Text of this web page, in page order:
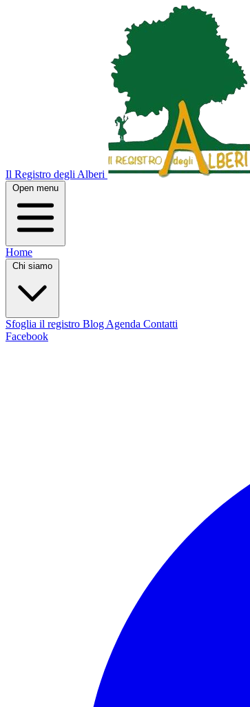
Il Registro degli Alberi
Open menu
Home
Chi siamo
Sfoglia il registro Blog Agenda Contatti
Facebook